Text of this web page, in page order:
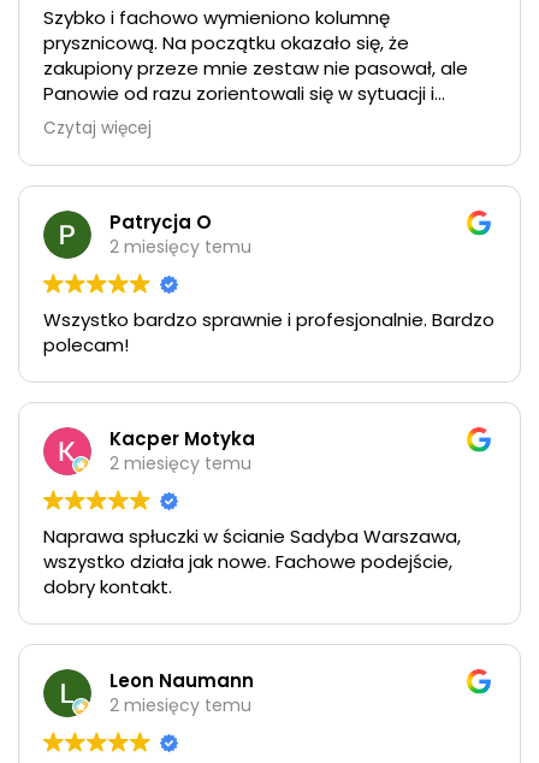
Szybko i fachowo wymieniono kolumnę
prysznicową. Na początku okazało się, że
zakupiony przeze mnie zestaw nie pasował, ale
Panowie od razu zorientowali się w sytuacji i
pomógli wybrać inny odpowiedni wariant. Tego
samego dnia wszystko zostało kupione i od razu
zamontowane. Mimo pojawiających się po drodze
trudności cały proces zajął bardzo mało czasu.
Bardzo szybka i profesjonalna pomoc, polecam.
Czytaj więcej
Patrycja O
2 miesięcy temu
Wszystko bardzo sprawnie i profesjonalnie. Bardzo
polecam!
Kacper Motyka
2 miesięcy temu
Naprawa spłuczki w ścianie Sadyba Warszawa,
wszystko działa jak nowe. Fachowe podejście,
dobry kontakt.
Leon Naumann
2 miesięcy temu